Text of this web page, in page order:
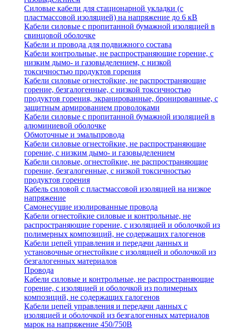
Силовые кабели для стационарной укладки (с
пластмассовой изоляцией) на напряжение до 6 кВ
Кабели силовые с пропитанной бумажной изоляцией в
свинцовой оболочке
Кабели и провода для подвижного состава
Кабели контрольные, не распространяющие горение, с
низким дымо- и газовыделением, с низкой
токсичностью продуктов горения
Кабели силовые огнестойкие, не распространяющие
горение, безгалогенные, с низкой токсичностью
продуктов горения, экранированные, бронированные, с
защитным армированием проволоками
Кабели силовые с пропитанной бумажной изоляцией в
алюминиевой оболочке
Обмоточные и эмальпровода
Кабели силовые огнестойкие, не распространяющие
горение, с низким дымо- и газовыделением
Кабели силовые, огнестойкие, не распространяющие
горение, безгалогенные, с низкой токсичностью
продуктов горения
Кабель силовой с пластмассовой изоляцией на низкое
напряжение
Самонесущие изолированные провода
Кабели огнестойкие силовые и контрольные, не
распространяющие горение, с изоляцией и оболочкой из
полимерных композиций, не содержащих галогенов
Кабели цепей управления и передачи данных и
установочные огнестойкие с изоляцией и оболочкой из
безгалогенных материалов
Провода
Кабели силовые и контрольные, не распространяющие
горение, с изоляцией и оболочкой из полимерных
композиций, не содержащих галогенов
Кабели цепей управления и передачи данных с
изоляцией и оболочкой из безгалогенных материалов
марок на напряжение 450/750В